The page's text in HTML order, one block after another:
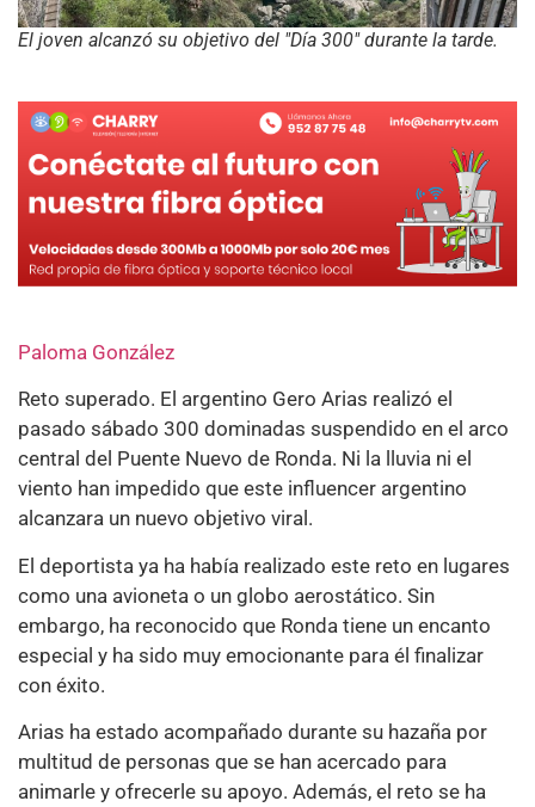
El joven alcanzó su objetivo del "Día 300" durante la tarde.
Paloma González
Reto superado. El argentino Gero Arias realizó el
pasado sábado 300 dominadas suspendido en el arco
central del Puente Nuevo de Ronda. Ni la lluvia ni el
viento han impedido que este influencer argentino
alcanzara un nuevo objetivo viral.
El deportista ya ha había realizado este reto en lugares
como una avioneta o un globo aerostático. Sin
embargo, ha reconocido que Ronda tiene un encanto
especial y ha sido muy emocionante para él finalizar
con éxito.
Arias ha estado acompañado durante su hazaña por
multitud de personas que se han acercado para
animarle y ofrecerle su apoyo. Además, el reto se ha